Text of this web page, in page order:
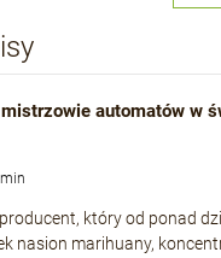
automatów w
który od ponad
nasion marihuany,